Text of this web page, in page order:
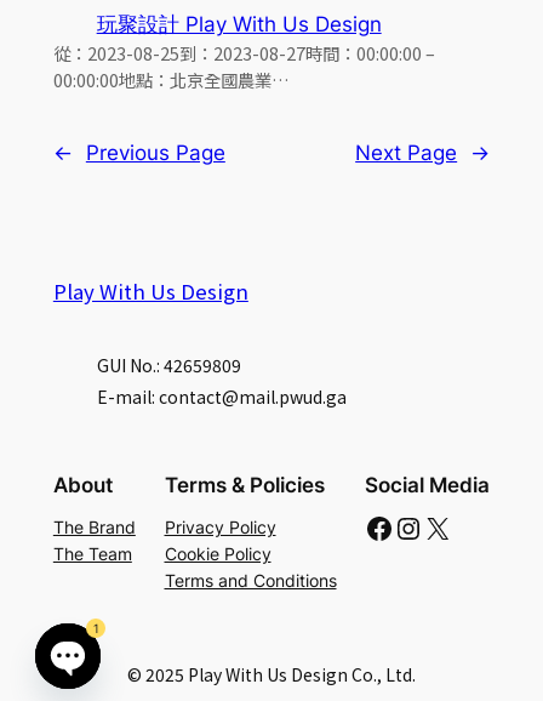
玩聚設計 Play With Us Design
從：2023-08-25到：2023-08-27時間：00:00:00 –
00:00:00地點：北京全國農業…
← Previous Page Next Page →
Play With Us Design
GUI No.: 42659809
E-mail: contact@mail.pwud.ga
About
The Brand
The Team
Terms & Policies
Privacy Policy
Cookie Policy
Terms and Conditions
Social Media
Facebook Instagram X
© 2025 Play With Us Design Co., Ltd.
1